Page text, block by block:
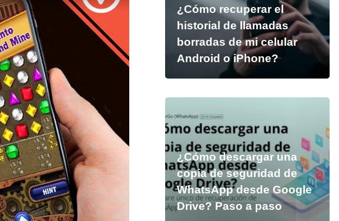
¿Cómo recuperar el
historial de llamadas
borradas de mi celular
Android o iPhone?
¿Cómo descargar una
copia de seguridad de
WhatsApp desde Google
Drive? Paso a paso